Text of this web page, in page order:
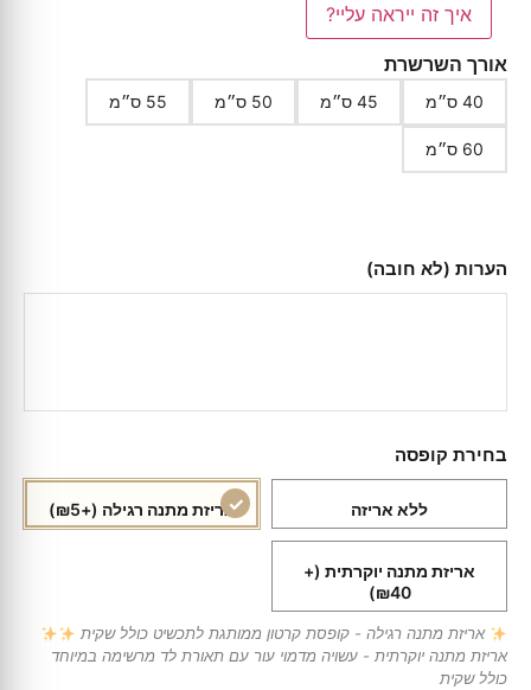
איך זה ייראה עליי?
אורך השרשרת
40 ס״מ 45 ס״מ 50 ס״מ 55 ס״מ
60 ס״מ
הערות (לא חובה)
בחירת קופסה
ללא אריזה אריזת מתנה רגילה (+₪5)
אריזת מתנה יוקרתית (+
₪40)
אריזת מתנה רגילה - קופסת קרטון ממותגת לתכשיט כולל שקית
אריזת מתנה יוקרתית - עשויה מדמוי עור עם תאורת לד מרשימה במיוחד
כולל שקית